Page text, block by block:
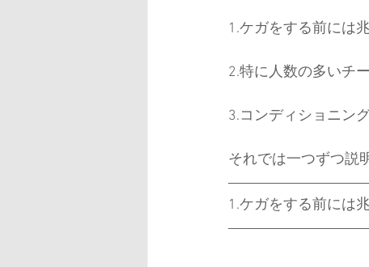
1.ケガをする前には
2.特に人数の多いチ
3.コンディショニン
それでは一つずつ説
1.ケガをする前には